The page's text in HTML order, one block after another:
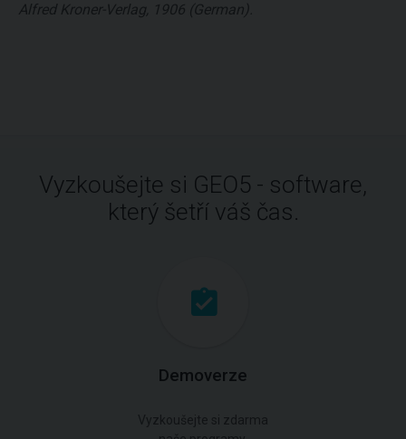
Alfred Kroner-Verlag, 1906 (German).
Vyzkoušejte si GEO5 - software,
který šetří váš čas.
Demoverze
Vyzkoušejte si zdarma